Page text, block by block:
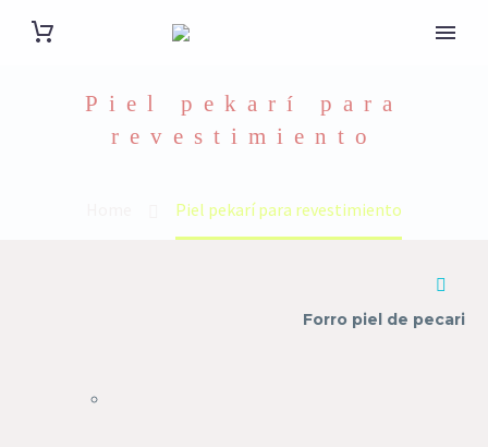
Piel pekarí para
revestimiento
Piel pekarí para revestimiento
Forro piel de pecari